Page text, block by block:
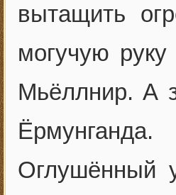
вытащить
могучую
Мьёллнир. А
Ёрмунганда.
Оглушённый